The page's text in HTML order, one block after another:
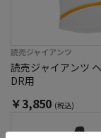
読売ジャイアンツ
読売ジャイアンツ
DR用
￥3,850 (税込)